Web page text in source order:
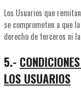
Los Usuarios que
se comprometen a que
derecho de terceros ni
5.-
LOS USUARIOS